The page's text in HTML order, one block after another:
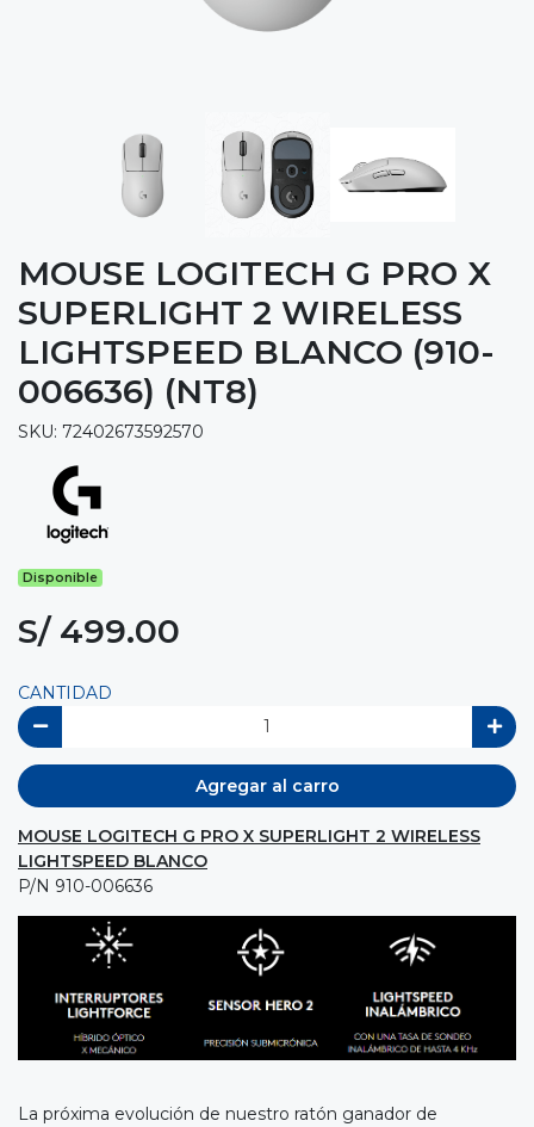
MOUSE LOGITECH G PRO X
SUPERLIGHT 2 WIRELESS
LIGHTSPEED BLANCO (910-
006636) (NT8)
SKU: 72402673592570
Disponible
S/ 499.00
CANTIDAD
Agregar al carro
MOUSE LOGITECH G PRO X SUPERLIGHT 2 WIRELESS
LIGHTSPEED BLANCO
P/N 910-006636
La próxima evolución de nuestro ratón ganador de